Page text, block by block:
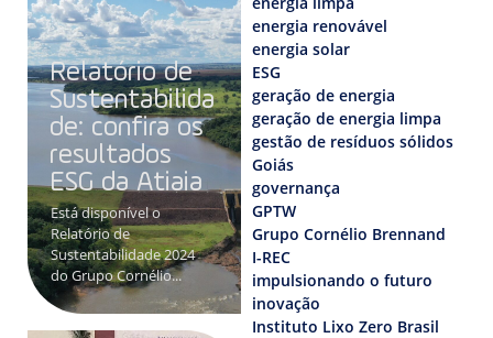
Relatório de
Sustentabilida
de: confira os
resultados
ESG da Atiaia
Está disponível o
Relatório de
Sustentabilidade 2024
do Grupo Cornélio...
energia renovável
energia solar
ESG
geração de energia
geração de energia limpa
gestão de resíduos sólidos
Goiás
governança
GPTW
Grupo Cornélio Brennand
I-REC
impulsionando o futuro
inovação
Instituto Lixo Zero Brasil